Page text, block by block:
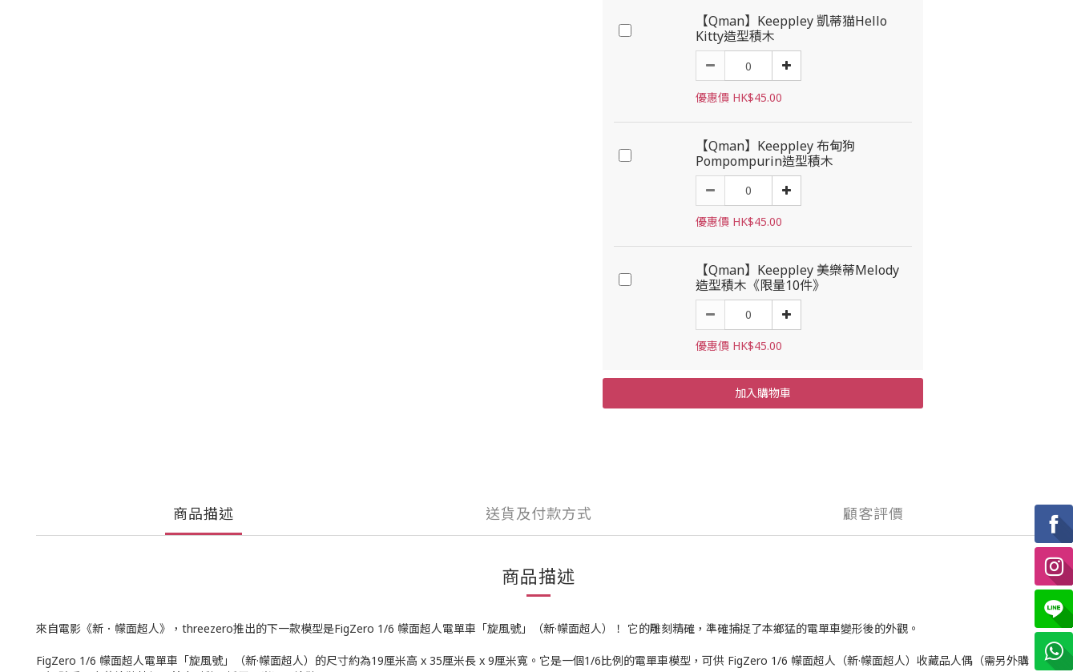
【Qman】Keeppley 凱蒂猫Hello
Kitty造型積木
優惠價 HK$45.00
【Qman】Keeppley 布甸狗
Pompompurin造型積木
優惠價 HK$45.00
【Qman】Keeppley 美樂蒂Melody
造型積木《限量10件》
優惠價 HK$45.00
加入購物車
商品描述 送貨及付款方式 顧客評價
商品描述
來自電影《新．幪面超人》，threezero推出的下一款模型是FigZero 1/6 幪面超人電單車「旋風號」（新·幪面超人）！ 它的雕刻精確，準確捕捉了本鄉猛的電單車變形後的外觀。
FigZero 1/6 幪面超人電單車「旋風號」（新·幪面超人）的尺寸約為19厘米高 x 35厘米長 x 9厘米寬。它是一個1/6比例的電單車模型，可供 FigZero 1/6 幪面超人（新·幪面超人）收藏品人偶（需另外購